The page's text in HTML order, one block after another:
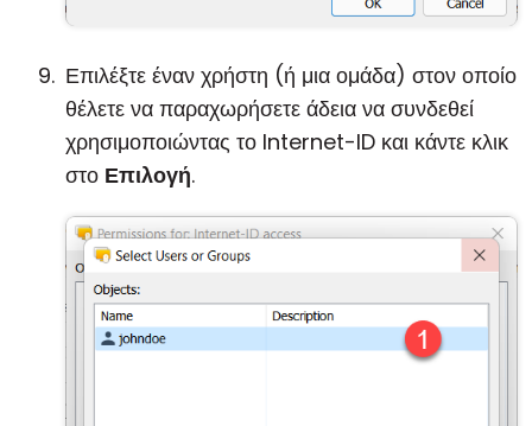
Επιλέξτε έναν χρήστη (ή μια ομάδα) στον οποίο
θέλετε να παραχωρήσετε άδεια να συνδεθεί
χρησιμοποιώντας το Internet-ID και κάντε κλικ
στο Επιλογή.